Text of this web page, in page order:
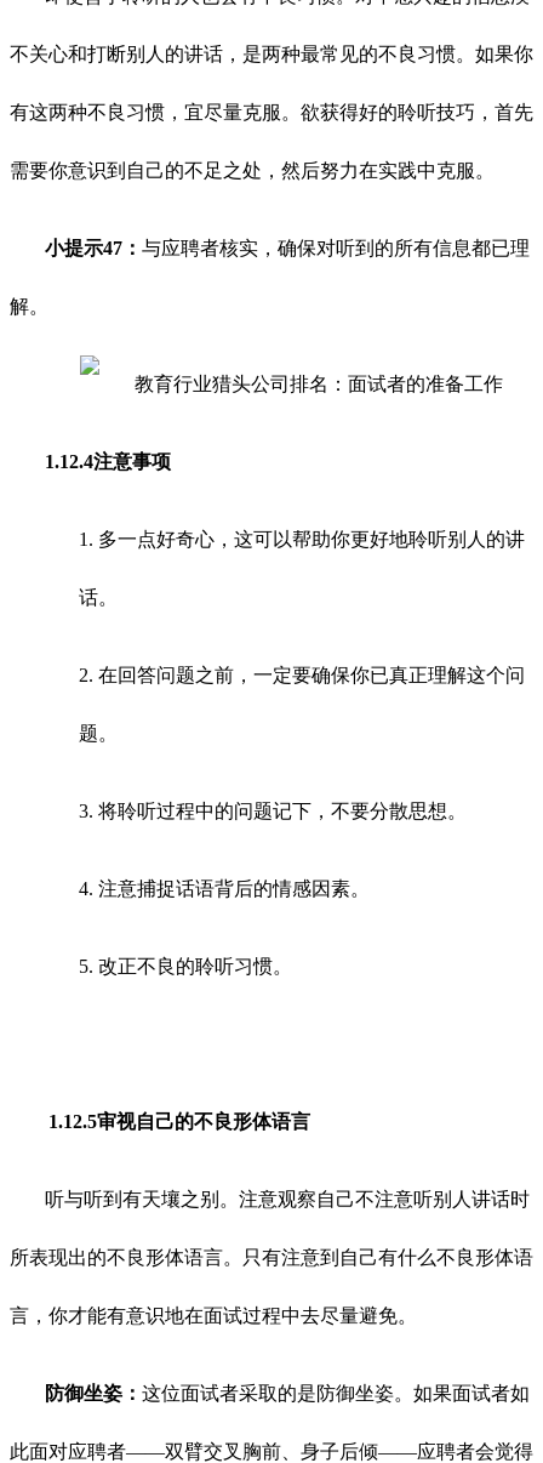
不关心和打断别人的讲话，是两种最常见的不良习惯。如果你
有这两种不良习惯，宜尽量克服。欲获得好的聆听技巧，首先
需要你意识到自己的不足之处，然后努力在实践中克服。
小提示47： 与应聘者核实，确保对听到的所有信息都已理
解。
1.12.4注意事项
1. 多一点好奇心，这可以帮助你更好地聆听别人的讲
话。
2. 在回答问题之前，一定要确保你已真正理解这个问
题。
3. 将聆听过程中的问题记下，不要分散思想。
4. 注意捕捉话语背后的情感因素。
5. 改正不良的聆听习惯。
1.12.5审视自己的不良形体语言
听与听到有天壤之别。注意观察自己不注意听别人讲话时
所表现出的不良形体语言。只有注意到自己有什么不良形体语
言，你才能有意识地在面试过程中去尽量避免。
防御坐姿： 这位面试者采取的是防御坐姿。如果面试者如
此面对应聘者——双臂交叉胸前、身子后倾——应聘者会觉得